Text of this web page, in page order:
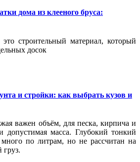
дома из клееного бруса:
строительный материал, который
досок
и стройки: как выбрать кузов и
важен объём, для песка, кирпича и
допустимая масса. Глубокий тонкий
по литрам, но не рассчитан на
груз.